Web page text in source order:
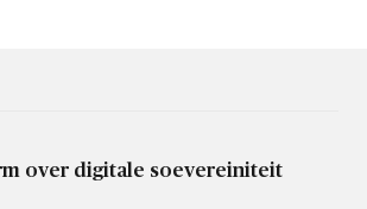
over digitale soevereiniteit